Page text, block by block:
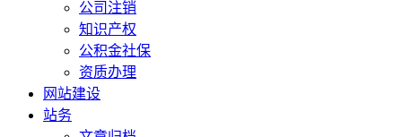
公司注销
知识产权
公积金社保
资质办理
网站建设
站务